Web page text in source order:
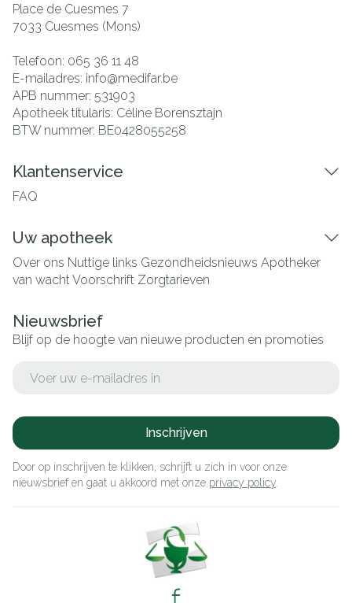
Place de Cuesmes 7
7033 Cuesmes (Mons)
Telefoon: 065 36 11 48
E-mailadres: info@medifar.be
APB nummer: 531903
Apotheek titularis: Céline Borensztajn
BTW nummer: BE0428055258
Klantenservice
FAQ
Uw apotheek
Over ons Nuttige links Gezondheidsnieuws Apotheker
van wachtVoorschrift Zorgtarieven
Nieuwsbrief
Blijf op de hoogte van nieuwe producten en promoties
Inschrijven
Door op inschrijven te klikken, schrijft u zich in voor onze
nieuwsbrief en gaat u akkoord met onze privacy policy